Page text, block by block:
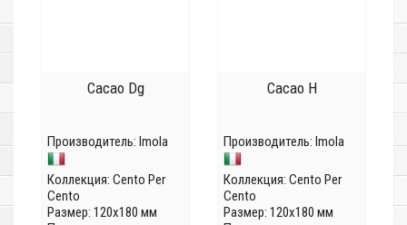
Cacao Dg
Производитель: Imola
Коллекция: Cento Per
Cento
Размер: 120x180 мм
Cacao H
Производитель: Imola
Коллекция: Cento Per
Cento
Размер: 120x180 мм